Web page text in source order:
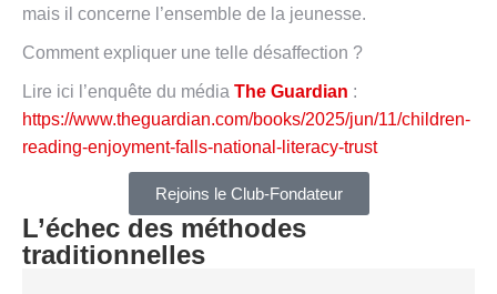
mais il concerne l’ensemble de la jeunesse.
Comment expliquer une telle désaffection ?
Lire ici l’enquête du média The Guardian :
https://www.theguardian.com/books/2025/jun/11/children-
reading-enjoyment-falls-national-literacy-trust
Rejoins le Club-Fondateur
L’échec des méthodes
traditionnelles